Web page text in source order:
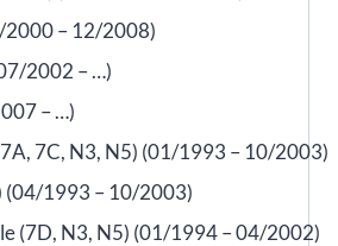
2000 – 12/2008)
2002 – …)
– …)
7C, N3, N5) (01/1993 – 10/2003)
(04/1993 – 10/2003)
(7D, N3, N5) (01/1994 – 04/2002)